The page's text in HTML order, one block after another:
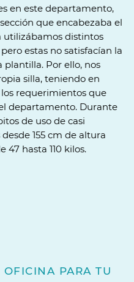
en este departamento,
que encabezaba el
utilizábamos distintos
estas no satisfacían la
Por ello, nos
silla, teniendo en
requerimientos que
departamento. Durante
de uso de casi
155 cm de altura
47 hasta 110 kilos.
PARA TU